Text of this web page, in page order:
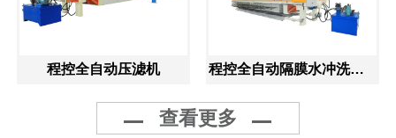
程控全自动压滤机 程控全自动隔膜水冲洗压滤机
查看更多